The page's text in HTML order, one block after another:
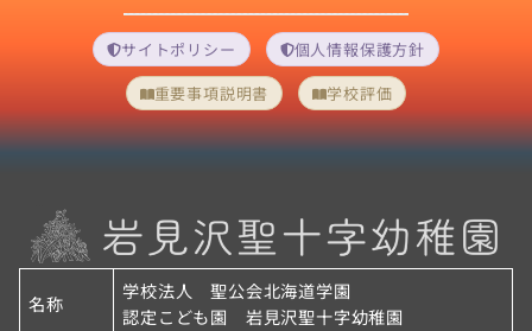
サイトポリシー
個人情報保護方針
重要事項説明書
学校評価
名称
学校法人 聖公会北海道学園
認定こども園 岩見沢聖十字幼稚園